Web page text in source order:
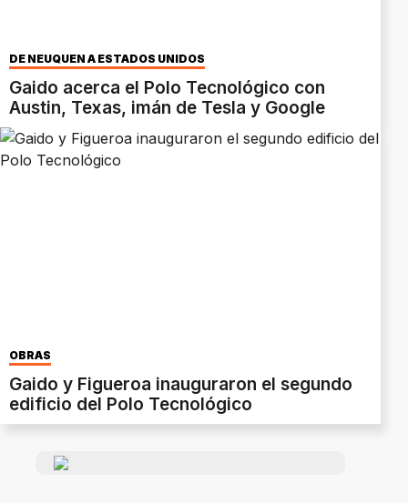
DE NEUQUÉN A ESTADOS UNIDOS
Gaido acerca el Polo Tecnológico con
Austin, Texas, imán de Tesla y Google
OBRAS
Gaido y Figueroa inauguraron el segundo
edificio del Polo Tecnológico